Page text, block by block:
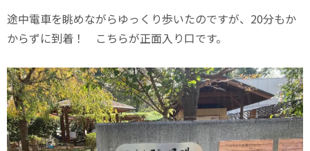
途中電車を眺めながらゆっくり歩いたのですが、20分もか
からずに到着！ こちらが正面入り口です。